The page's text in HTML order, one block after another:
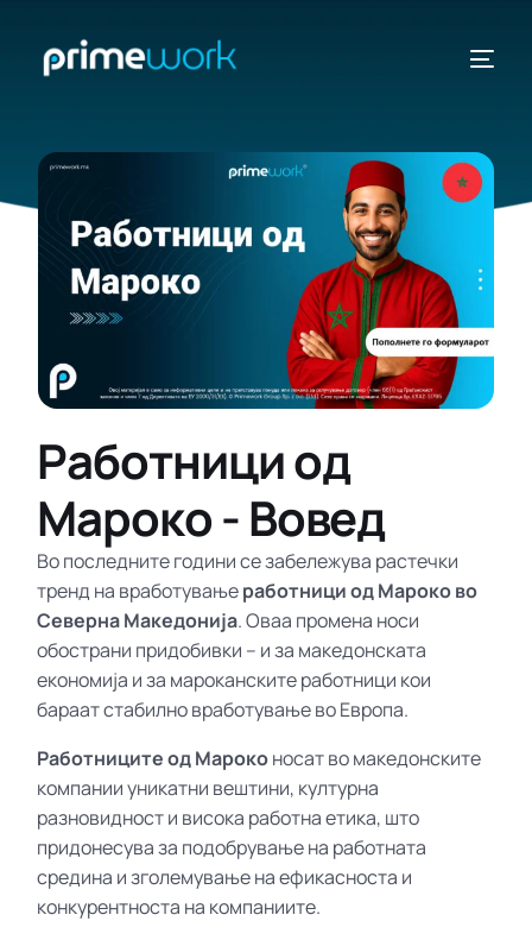
Работници од
Мароко - Вовед
Во последните години се забележува растечки
тренд на вработувањеработници од Мароко во
Северна Македонија. Оваа промена носи
обострани придобивки – и за македонската
економија и за мароканските работници кои
бараат стабилно вработување во Европа.
Работниците од Мароконосат во македонските
компании уникатни вештини, културна
разновидност и висока работна етика, што
придонесува за подобрување на работната
средина и зголемување на ефикасноста и
конкурентноста на компаниите.